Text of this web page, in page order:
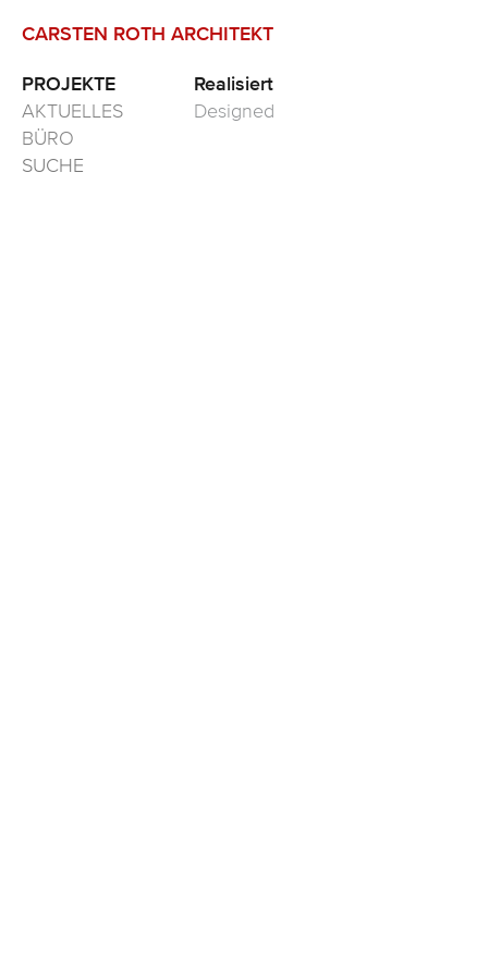
CARSTEN ROTH ARCHITEKT
PROJEKTE
Realisiert
Designed
AKTUELLES
BÜRO